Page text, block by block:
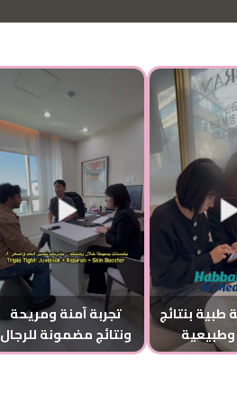
طبية بنتائج
تجربة آمنة ومريحة
ونتائج مضمونة للرجال